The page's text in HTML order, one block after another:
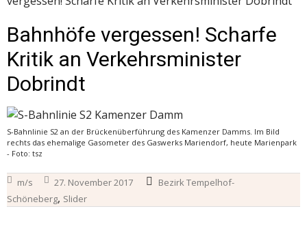
Bahnhöfe vergessen! Scharfe
Kritik an Verkehrsminister
Dobrindt
S-Bahnlinie S2 an der Brückenüberführung des Kamenzer Damms. Im Bild
rechts das ehemalige Gasometer des Gaswerks Mariendorf, heute Marienpark
- Foto: tsz
m/s 27. November 2017
Bezirk Tempelhof-
Schöneberg, Slider